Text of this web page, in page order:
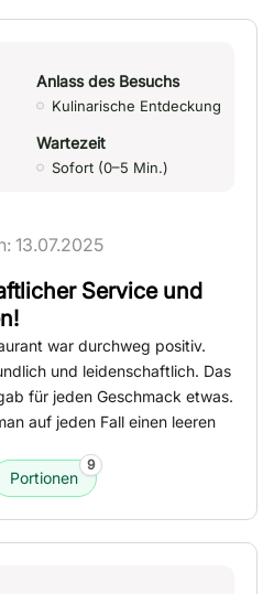
Anlass des Besuchs
Kulinarische Entdeckung
Wartezeit
Sofort (0–5 Min.)
13.07.2025
Service und
war durchweg positiv.
und leidenschaftlich. Das
für jeden Geschmack etwas.
auf jeden Fall einen leeren
Portionen
9